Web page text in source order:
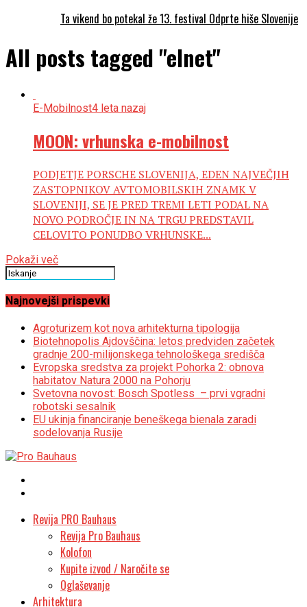
Ta vikend bo potekal že 13. festival Odprte hiše Slovenije
All posts tagged "elnet"
E-Mobilnost4 leta nazaj
MOON: vrhunska e-mobilnost
PODJETJE PORSCHE SLOVENIJA, EDEN NAJVEČJIH
ZASTOPNIKOV AVTOMOBILSKIH ZNAMK V
SLOVENIJI, SE JE PRED TREMI LETI PODAL NA
NOVO PODROČJE IN NA TRGU PREDSTAVIL
CELOVITO PONUDBO VRHUNSKE...
Pokaži več
Najnovejši prispevki
Agroturizem kot nova arhitekturna tipologija
Biotehnopolis Ajdovščina: letos predviden začetek
gradnje 200-milijonskega tehnološkega središča
Evropska sredstva za projekt Pohorka 2: obnova
habitatov Natura 2000 na Pohorju
Svetovna novost: Bosch Spotless – prvi vgradni
robotski sesalnik
EU ukinja financiranje beneškega bienala zaradi
sodelovanja Rusije
Revija PRO Bauhaus
Revija Pro Bauhaus
Kolofon
Kupite izvod / Naročite se
Oglaševanje
Arhitektura